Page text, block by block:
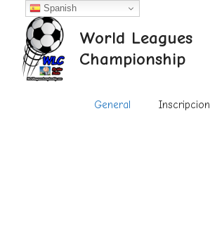
contenido
World Leagues
Championship
General Inscripcion
Spanish